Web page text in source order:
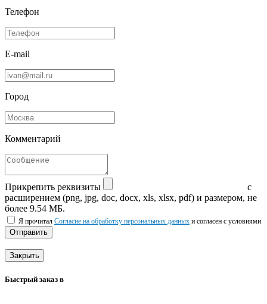
Телефон
E-mail
Город
Комментарий
Прикрепить реквизиты
с
расширением (png, jpg, doc, docx, xls, xlsx, pdf) и размером, не
более 9.54 МБ.
Я прочитал Согласие на обработку персональных данных и согласен с условиями
Отправить
Закрыть
Быстрый заказ в